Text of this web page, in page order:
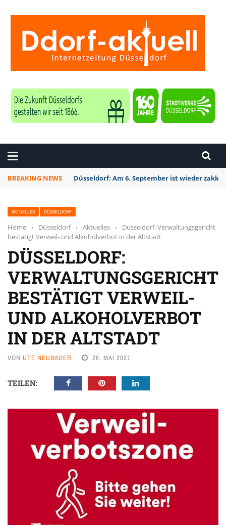
BREAKING NEWS Düsseldorf: Am 6. September ist wieder zakk
AKTUELLES DÜSSELDORF
Home › Düsseldorf › Aktuelles ›
Düsseldorf: Verwaltungsgericht
bestätigt Verweil- und Alkoholverbot in der Altstadt
DÜSSELDORF:
VERWALTUNGSGERICHT
BESTÄTIGT VERWEIL-
UND ALKOHOLVERBOT
IN DER ALTSTADT
VON UTE NEUBAUER 28. MAI 2021
TEILEN: